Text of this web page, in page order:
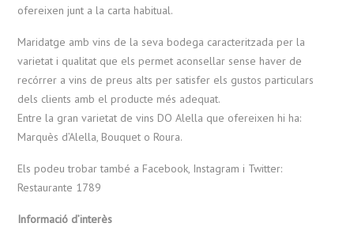
ofereixen junt a la carta habitual.
Maridatge amb vins de la seva bodega caracteritzada per la
varietat i qualitat que els permet aconsellar sense haver de
recórrer a vins de preus alts per satisfer els gustos particulars
dels clients amb el producte més adequat.
Entre la gran varietat de vins DO Alella que ofereixen hi ha:
Marquès d’Alella, Bouquet o Roura.
Els podeu trobar també a Facebook, Instagram i Twitter:
Restaurante 1789
Informació d’interès